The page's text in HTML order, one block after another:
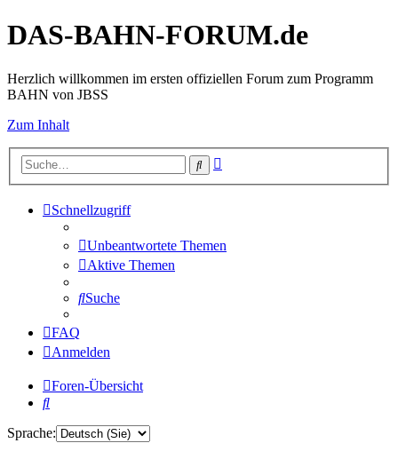
DAS-BAHN-FORUM.de
Herzlich willkommen im ersten offiziellen Forum zum Programm
BAHN von JBSS
Zum Inhalt
Suche
Schnellzugriff
Unbeantwortete Themen
Aktive Themen
Suche
FAQ
Anmelden
Foren-Übersicht
Suche
Sprache: